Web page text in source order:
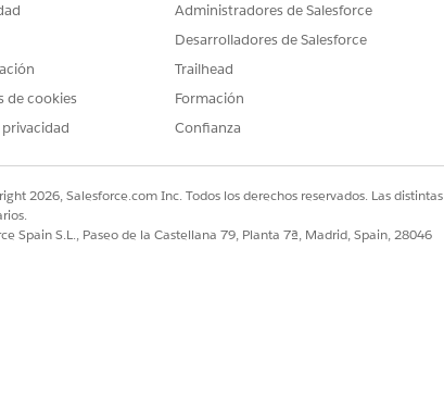
de cookies
Administradores de Salesforce
Desarrolladores de Salesforce
Trailhead
Formación
Confianza
2026, Salesforce.com Inc. Todos los derechos reservados. Las
Spain S.L., Paseo de la Castellana 79, Planta 7ª, Madrid, Spain, 28046